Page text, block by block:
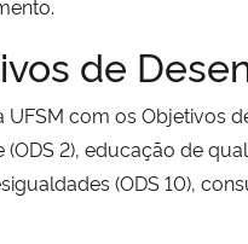
de
com os Objetivos
2), educação de
(ODS 10),